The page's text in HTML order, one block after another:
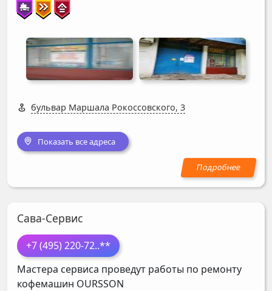
бульвар Маршала Рокоссовского, 3
Показать все адреса
Сава-Сервис
+7 (495) 220-72..**
Мастера сервиса проведут работы по ремонту
кофемашин OURSSON